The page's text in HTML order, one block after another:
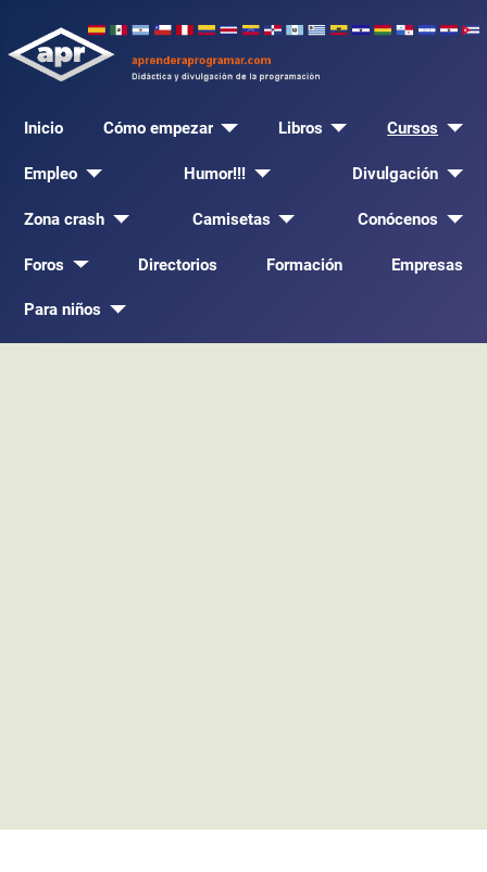
Inicio Cómo empezar Libros Cursos
Empleo Humor!!! Divulgación
Zona crash Camisetas Conócenos
Foros Directorios Formación Empresas
Para niños